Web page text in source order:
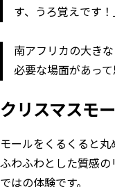
す、うろ覚えです！
南アフリカの大き
必要な場面があって
クリスマスモ
モールをくるくると丸
ふわふわとした質感の
ではの体験です。